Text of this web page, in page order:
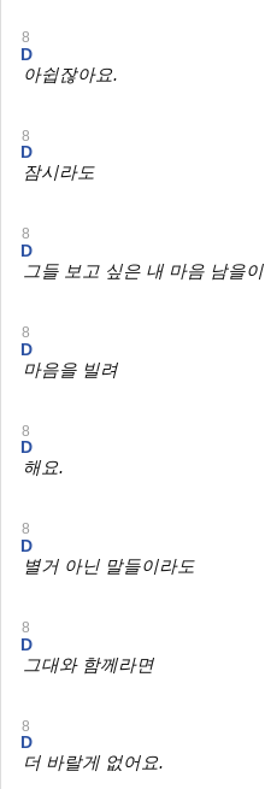
D
8
아쉽잖아요.
D
8
잠시라도
D
8
그들 보고 싶은 내 마음 남을이
D
8
마음을 빌려
D
8
해요.
D
8
별거 아닌 말들이라도
D
8
그대와 함께라면
D
8
더 바랄게 없어요.